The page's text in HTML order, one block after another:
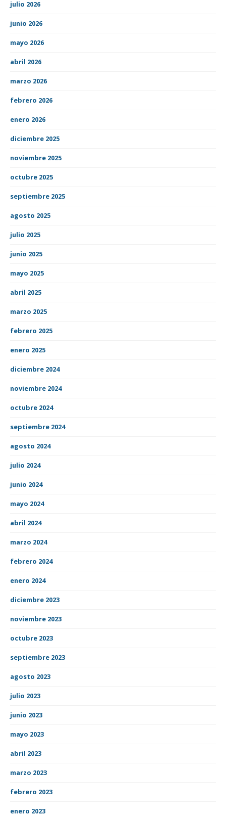
julio 2026
junio 2026
mayo 2026
abril 2026
marzo 2026
febrero 2026
enero 2026
diciembre 2025
noviembre 2025
octubre 2025
septiembre 2025
agosto 2025
julio 2025
junio 2025
mayo 2025
abril 2025
marzo 2025
febrero 2025
enero 2025
diciembre 2024
noviembre 2024
octubre 2024
septiembre 2024
agosto 2024
julio 2024
junio 2024
mayo 2024
abril 2024
marzo 2024
febrero 2024
enero 2024
diciembre 2023
noviembre 2023
octubre 2023
septiembre 2023
agosto 2023
julio 2023
junio 2023
mayo 2023
abril 2023
marzo 2023
febrero 2023
enero 2023